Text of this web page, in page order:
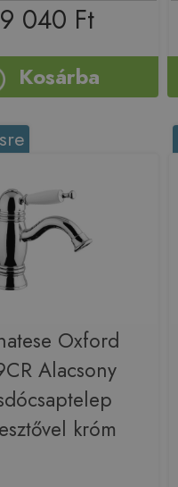
040 Ft
Kosárba
Oxford
Alacsony
króm